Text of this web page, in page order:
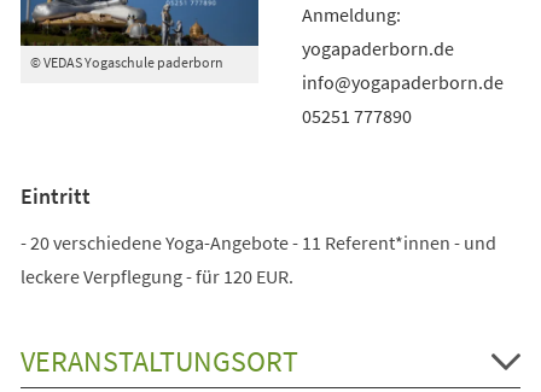
© VEDAS Yogaschule paderborn
Anmeldung:
yogapaderborn.de
info@yogapaderborn.de
05251 777890
Eintritt
- 20 verschiedene Yoga-Angebote - 11 Referent*innen - und
leckere Verpflegung - für 120 EUR.
VERANSTALTUNGSORT